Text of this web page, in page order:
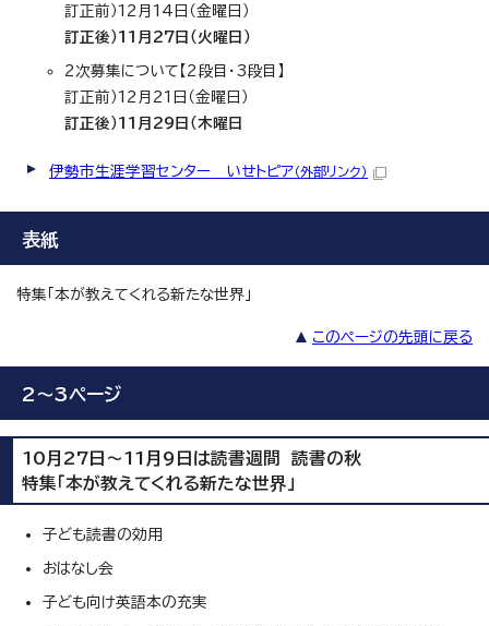
訂正前）12月14日（金曜日）
訂正後）11月27日（火曜日）
2次募集について【2段目・3段目】
訂正前）12月21日（金曜日）
訂正後）11月29日（木曜日
伊勢市生涯学習センター いせトピア（外部リンク）
表紙
特集「本が教えてくれる新たな世界」
このページの先頭に戻る
2～3ページ
10月27日～11月9日は読書週間 読書の秋
特集「本が教えてくれる新たな世界」
子ども読書の効用
おはなし会
子ども向け英語本の充実